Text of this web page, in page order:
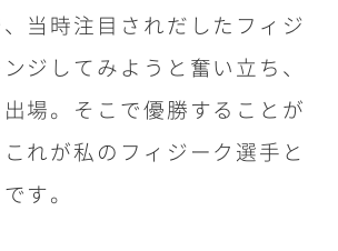
当時注目されだしたフィジ
ジしてみようと奮い立ち、
場。そこで優勝することが
れが私のフィジーク選手と
す。